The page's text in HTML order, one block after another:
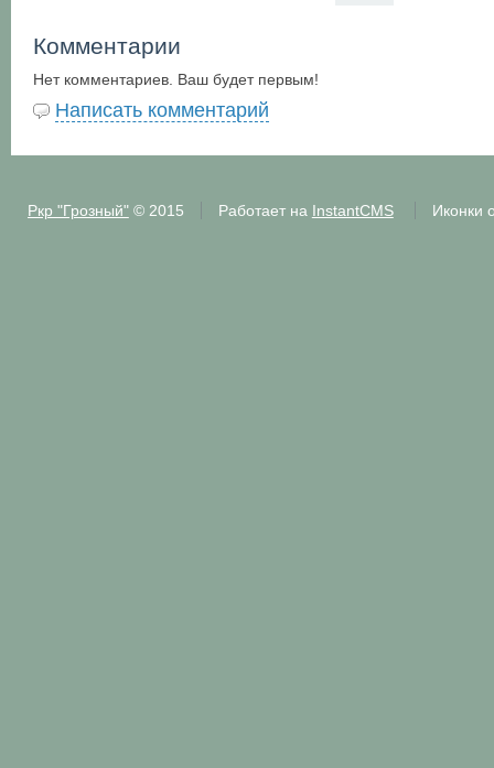
Комментарии
Нет комментариев. Ваш будет первым!
Написать комментарий
Ркр "Грозный"© 2015 Работает на InstantCMS Иконки